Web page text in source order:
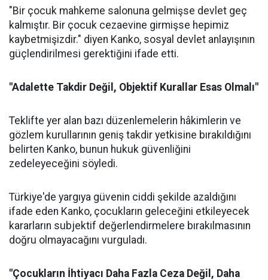
"Bir çocuk mahkeme salonuna gelmişse devlet geç
kalmıştır. Bir çocuk cezaevine girmişse hepimiz
kaybetmişizdir." diyen Kanko, sosyal devlet anlayışının
güçlendirilmesi gerektiğini ifade etti.
"Adalette Takdir Değil, Objektif Kurallar Esas Olmalı"
Teklifte yer alan bazı düzenlemelerin hâkimlerin ve
gözlem kurullarının geniş takdir yetkisine bırakıldığını
belirten Kanko, bunun hukuk güvenliğini
zedeleyeceğini söyledi.
Türkiye'de yargıya güvenin ciddi şekilde azaldığını
ifade eden Kanko, çocukların geleceğini etkileyecek
kararların subjektif değerlendirmelere bırakılmasının
doğru olmayacağını vurguladı.
"Çocukların İhtiyacı Daha Fazla Ceza Değil, Daha